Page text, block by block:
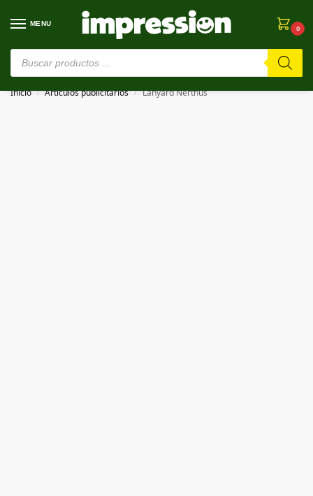
MENU
0
⚠️ Estamos en pruebas. Si algo falla, ¡Perdón!⚠️
Inicio / Artículos publicitarios / Lanyard Nerthus